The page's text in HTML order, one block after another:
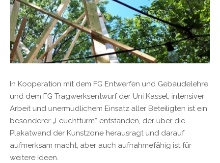
In Kooperation mit dem FG Entwerfen und Gebäudelehre
und dem FG Tragwerksentwurf der Uni Kassel, intensiver
Arbeit und unermüdlichem Einsatz aller Beteiligten ist ein
besonderer „Leuchtturm“ entstanden, der über die
Plakatwand der Kunstzone herausragt und darauf
aufmerksam macht, aber auch aufnahmefähig ist für
weitere Ideen.